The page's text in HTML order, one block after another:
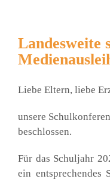
Landesweite
Lie­be Eltern, lie­be
unse­re
beschlos­sen.
Für das Schul­jahr
ein ent­spre­chen­des